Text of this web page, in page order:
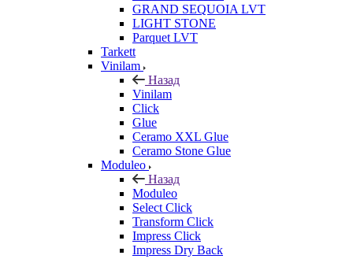
GRAND SEQUOIA LVT
LIGHT STONE
Parquet LVT
Tarkett
Vinilam
Назад
Vinilam
Click
Glue
Ceramo XXL Glue
Ceramo Stone Glue
Moduleo
Назад
Moduleo
Select Click
Transform Click
Impress Click
Impress Dry Back